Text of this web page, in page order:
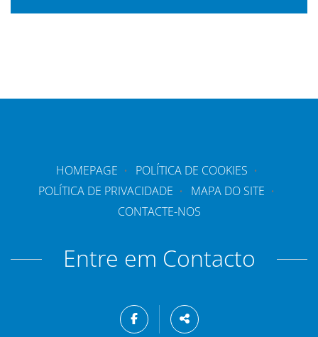
HOMEPAGE
POLÍTICA DE COOKIES
POLÍTICA DE PRIVACIDADE
MAPA DO SITE
CONTACTE-NOS
Entre em Contacto